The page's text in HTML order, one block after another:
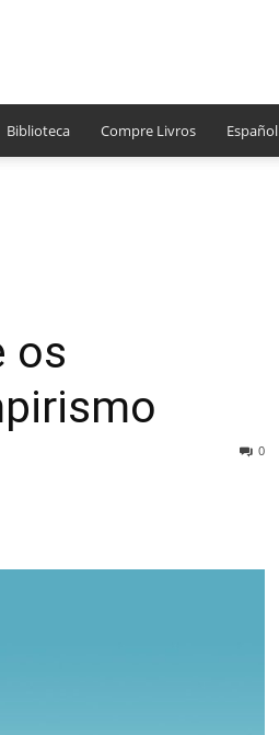
Biblioteca Compre Livros Español
os
0